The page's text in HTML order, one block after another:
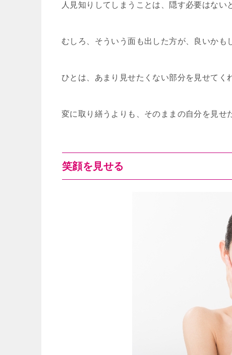
人見知りしてしまうことは、隠す必要はない
むしろ、そういう面も出した方が、良いかも
ひとは、あまり見せたくない部分を見せてく
変に取り繕うよりも、そのままの自分を見せ
笑顔を見せる